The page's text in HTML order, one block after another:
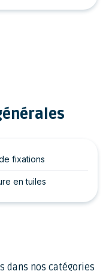
fixations
en tuiles
dans nos catégories